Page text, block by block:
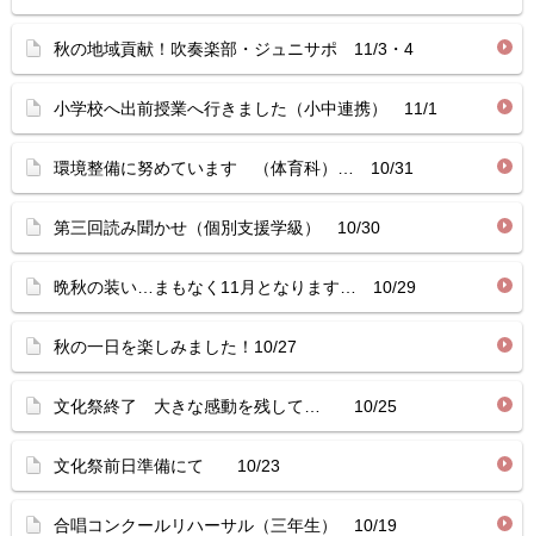
秋の地域貢献！吹奏楽部・ジュニサポ 11/3・4
小学校へ出前授業へ行きました（小中連携） 11/1
環境整備に努めています （体育科）… 10/31
第三回読み聞かせ（個別支援学級） 10/30
晩秋の装い…まもなく11月となります… 10/29
秋の一日を楽しみました！10/27
文化祭終了 大きな感動を残して… 10/25
文化祭前日準備にて 10/23
合唱コンクールリハーサル（三年生） 10/19